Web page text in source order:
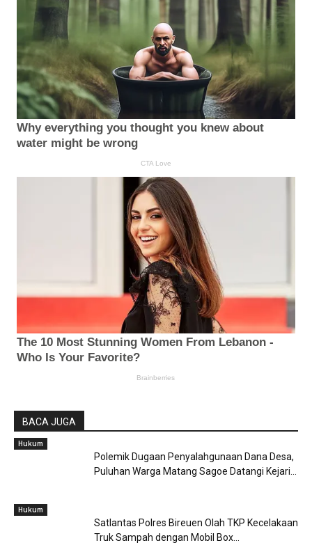
BACA JUGA
Hukum
Polemik Dugaan Penyalahgunaan Dana Desa,
Puluhan Warga Matang Sagoe Datangi Kejari...
Hukum
Satlantas Polres Bireuen Olah TKP Kecelakaan
Truk Sampah dengan Mobil Box...